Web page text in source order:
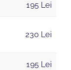
195 Lei
230 Lei
195 Lei